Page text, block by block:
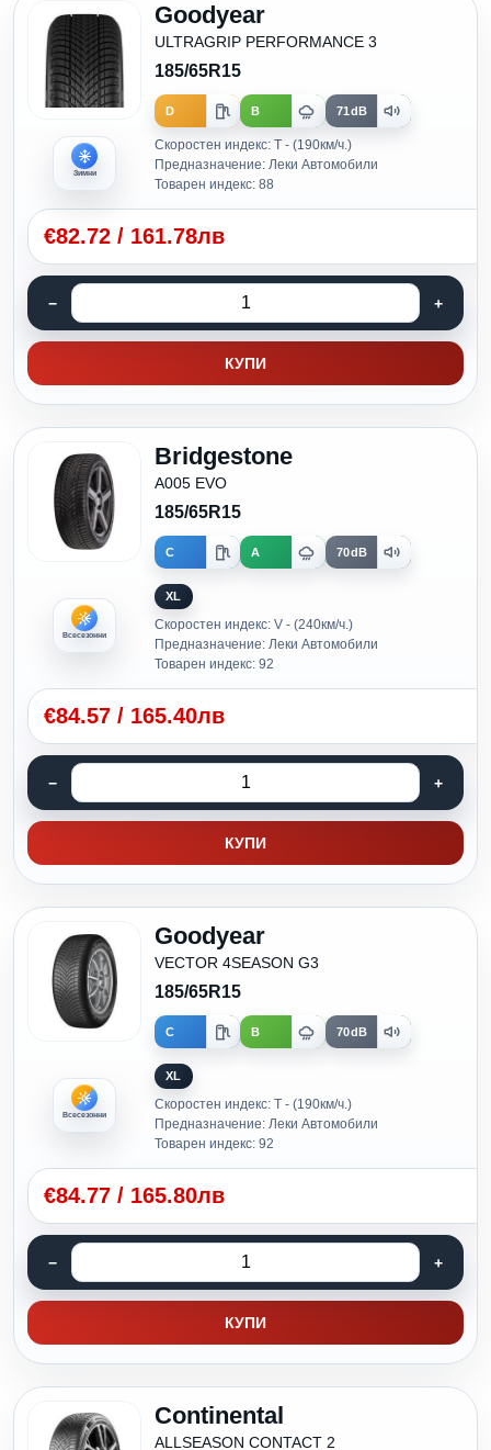
Зимни
Goodyear
ULTRAGRIP PERFORMANCE 3
185/65R15
D B 71dB
Скоростен индекс: T - (190км/ч.)
Предназначение: Леки Автомобили
Товарен индекс: 88
€82.72 / 161.78лв
КУПИ
Всесезонни
Bridgestone
A005 EVO
185/65R15
C A 70dB
XL
Скоростен индекс: V - (240км/ч.)
Предназначение: Леки Автомобили
Товарен индекс: 92
€84.57 / 165.40лв
КУПИ
Всесезонни
Goodyear
VECTOR 4SEASON G3
185/65R15
C B 70dB
XL
Скоростен индекс: T - (190км/ч.)
Предназначение: Леки Автомобили
Товарен индекс: 92
€84.77 / 165.80лв
КУПИ
Continental
ALLSEASON CONTACT 2